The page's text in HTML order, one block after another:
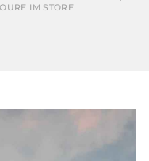
IM STORE